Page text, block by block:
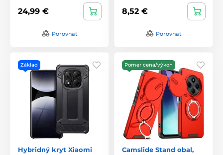
24,99 €
Porovnať
8,52 €
Porovnať
Základ
Hybridný kryt Xiaomi
Pomer cena/výkon
Camslide Stand obal,